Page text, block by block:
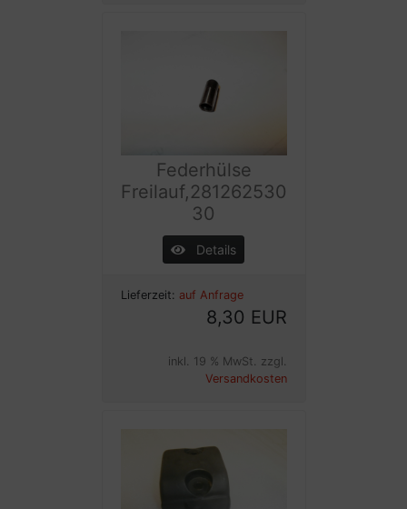
Federhülse
Freilauf,281262530
30
Details
Lieferzeit: auf Anfrage
8,30 EUR
inkl. 19 % MwSt. zzgl.
Versandkosten